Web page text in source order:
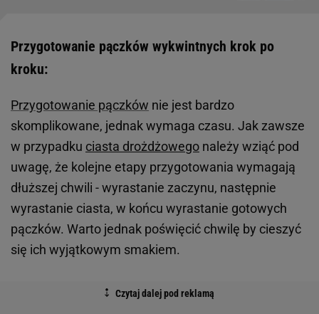
Przygotowanie pączków wykwintnych krok po
kroku:
Przygotowanie pączków nie jest bardzo
skomplikowane, jednak wymaga czasu. Jak zawsze
w przypadku ciasta drożdżowego należy wziąć pod
uwagę, że kolejne etapy przygotowania wymagają
dłuższej chwili - wyrastanie zaczynu, następnie
wyrastanie ciasta, w końcu wyrastanie gotowych
pączków. Warto jednak poświęcić chwilę by cieszyć
się ich wyjątkowym smakiem.